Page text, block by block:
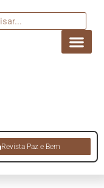
Revista Paz e Bem